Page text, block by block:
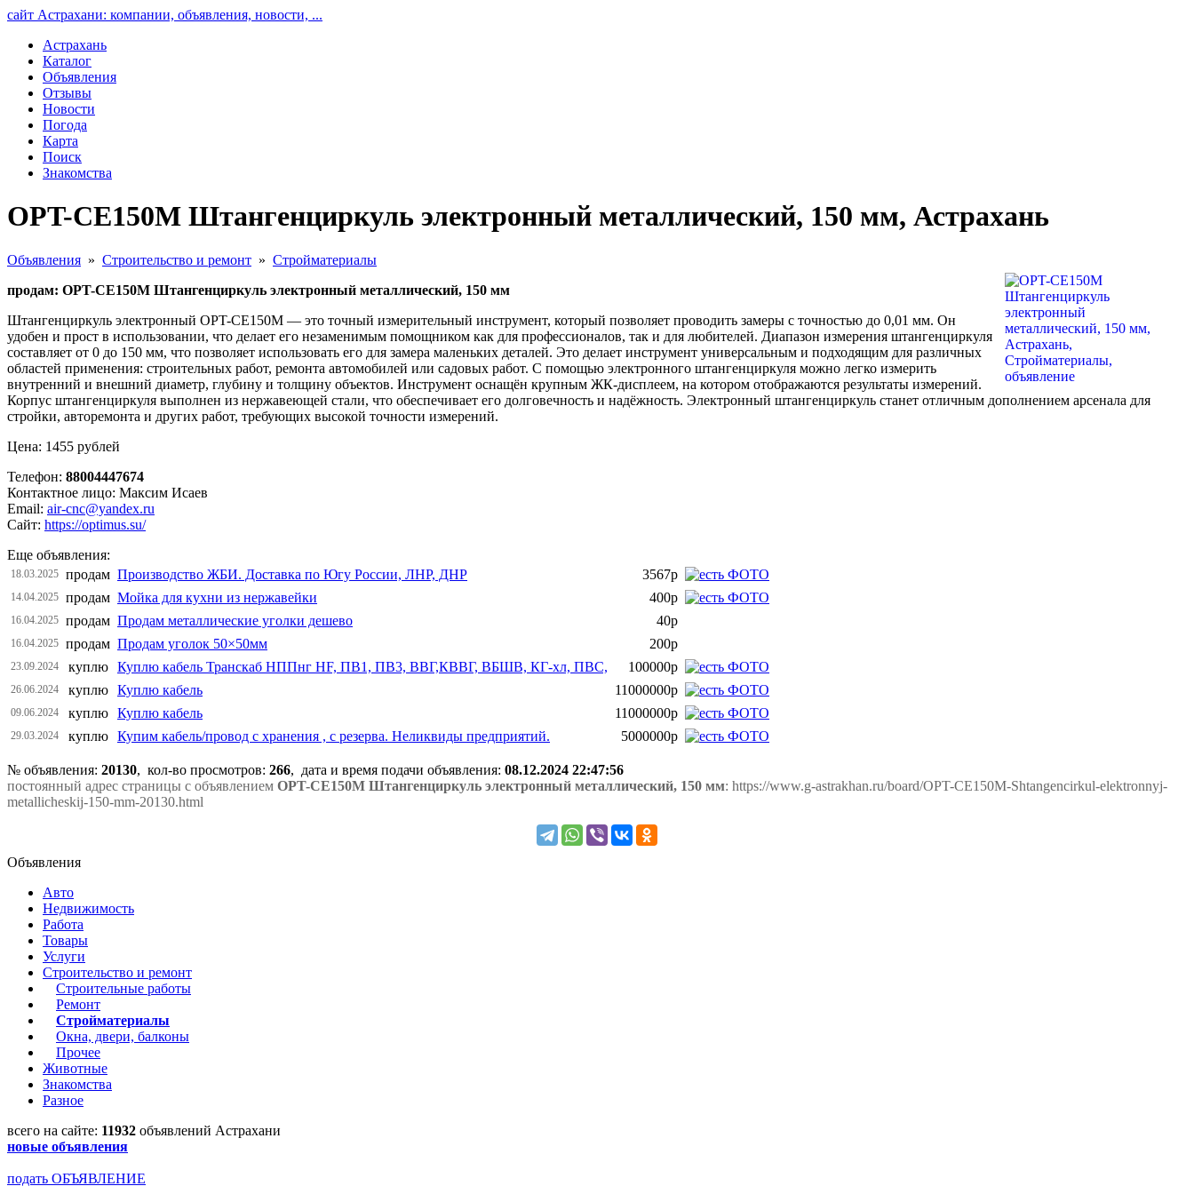
сайт Астрахани: компании, объявления, новости, ...
Астрахань
Каталог
Объявления
Отзывы
Новости
Погода
Карта
Поиск
Знакомства
OPT-CE150M Штангенциркуль электронный металлический, 150 мм, Астрахань
Объявления » Строительство и ремонт » Стройматериалы
продам: OPT-CE150M Штангенциркуль электронный металлический, 150 мм
Штангенциркуль электронный OPT-CE150M — это точный измерительный инструмент, который позволяет проводить замеры с точностью до 0,01 мм. Он
удобен и прост в использовании, что делает его незаменимым помощником как для профессионалов, так и для любителей. Диапазон измерения штангенциркуля
составляет от 0 до 150 мм, что позволяет использовать его для замера маленьких деталей. Это делает инструмент универсальным и подходящим для различных
областей применения: строительных работ, ремонта автомобилей или садовых работ. С помощью электронного штангенциркуля можно легко измерить
внутренний и внешний диаметр, глубину и толщину объектов. Инструмент оснащён крупным ЖК-дисплеем, на котором отображаются результаты измерений.
Корпус штангенциркуля выполнен из нержавеющей стали, что обеспечивает его долговечность и надёжность. Электронный штангенциркуль станет отличным дополнением арсенала для
стройки, авторемонта и других работ, требующих высокой точности измерений.
Цена: 1455 рублей
Телефон: 88004447674
Контактное лицо: Максим Исаев
Email: air-cnc@yandex.ru
Сайт: https://optimus.su/
Еще объявления:
18.03.2025 продам Производство ЖБИ. Доставка по Югу России, ЛНР, ДНР 3567р
14.04.2025 продам Мойка для кухни из нержавейки 400р
16.04.2025 продам Продам металлические уголки дешево 40р
16.04.2025 продам Продам уголок 50×50мм 200р
23.09.2024 куплю Куплю кабель Транскаб НППнг HF, ПВ1, ПВ3, ВВГ,КВВГ, ВБШВ, КГ-хл, ПВС, 100000р
26.06.2024 куплю Куплю кабель 11000000р
09.06.2024 куплю Куплю кабель 11000000р
29.03.2024 куплю Купим кабель/провод с хранения , с резерва. Неликвиды предприятий. 5000000р
№ объявления: 20130, кол-во просмотров: 266, дата и время подачи объявления: 08.12.2024 22:47:56
постоянный адрес страницы с объявлением OPT-CE150M Штангенциркуль электронный металлический, 150 мм: https://www.g-astrakhan.ru/board/OPT-CE150M-Shtangencirkul-elektronnyj-
metallicheskij-150-mm-20130.html
Объявления
Авто
Недвижимость
Работа
Товары
Услуги
Строительство и ремонт
Строительные работы
Ремонт
Стройматериалы
Окна, двери, балконы
Прочее
Животные
Знакомства
Разное
всего на сайте: 11932 объявлений Астрахани
новые объявления
подать ОБЪЯВЛЕНИЕ